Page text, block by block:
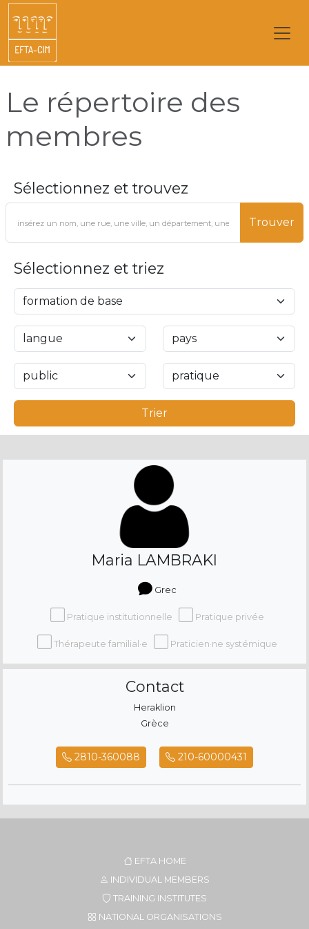
Le répertoire des
membres
Sélectionnez et trouvez
Trouver
Sélectionnez et triez
Trier
Maria LAMBRAKI
Grec
Pratique institutionnelle Pratique privée
Thérapeute familial·e Praticien·ne systémique
Contact
Heraklion
Grèce
2810-360088 210-60000431
EFTA HOME
INDIVIDUAL MEMBERS
TRAINING INSTITUTES
NATIONAL ORGANISATIONS